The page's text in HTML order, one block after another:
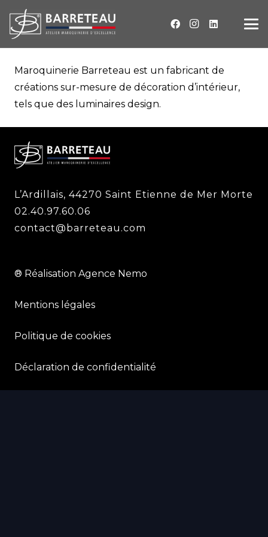
Maroquinerie Barreteau est un fabricant de
créations sur-mesure de décoration d’intérieur,
tels que des luminaires design.
L’Ardillais, 44270 Saint Etienne de Mer Morte
02.40.97.60.06
contact@barreteau.com
® Réalisation Agence Nemo
Mentions légales
Politique de cookies
Déclaration de confidentialité